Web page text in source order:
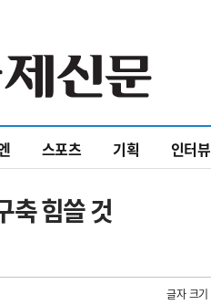
스포츠 기획 인터뷰
축 힘쓸 것
글자 크기